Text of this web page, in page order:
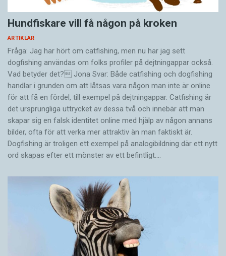
Hundfiskare vill få någon på kroken
ARTIKLAR
Fråga: Jag har hört om catfishing, men nu har jag sett
dogfishing användas om folks profiler på dejtningappar också.
Vad betyder det? Jona Svar: Både catfishing och dogfishing
handlar i grunden om att låtsas vara någon man inte är online
för att få en fördel, till exempel på dejtningappar. Catfishing är
det ursprungliga uttrycket av dessa två och innebär att man
skapar sig en falsk identitet online med hjälp av någon annans
bilder, ofta för att verka mer attraktiv än man faktiskt är.
Dogfishing är troligen ett exempel på analogibildning där ett nytt
ord skapas efter ett mönster av ett befintligt.…